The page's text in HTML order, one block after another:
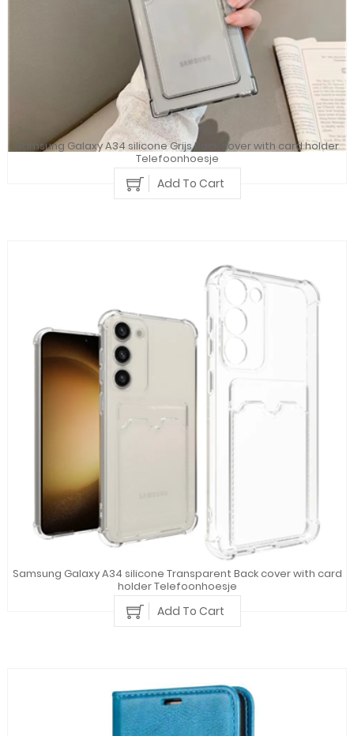
Samsung Galaxy A34 silicone Grijs Back cover with card holder
Telefoonhoesje
Add To Cart
Samsung Galaxy A34 silicone Transparent Back cover with card
holder Telefoonhoesje
Add To Cart